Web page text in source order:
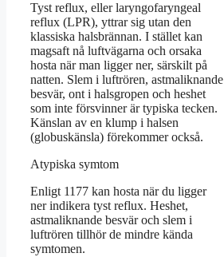
Tyst reflux, eller laryngofaryngeal
reflux (LPR), yttrar sig utan den
klassiska halsbrännan. I stället kan
magsaft nå luftvägarna och orsaka
hosta när man ligger ner, särskilt på
natten. Slem i luftrören, astmaliknande
besvär, ont i halsgropen och heshet
som inte försvinner är typiska tecken.
Känslan av en klump i halsen
(globuskänsla) förekommer också.
Atypiska symtom
Enligt 1177 kan hosta när du ligger
ner indikera tyst reflux. Heshet,
astmaliknande besvär och slem i
luftrören tillhör de mindre kända
symtomen.